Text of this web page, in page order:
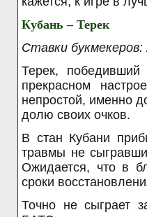
Кубань – Терек
Ставки букмекеров:
Терек,
прекрасном
непростой, именно
долю своих очков.
В стан Кубани
травмы не
Ожидается, что в
сроки
Точно не сыграет